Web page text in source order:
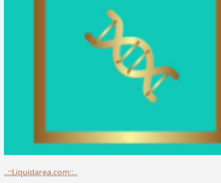
Menu
..::Liquidarea.com::..